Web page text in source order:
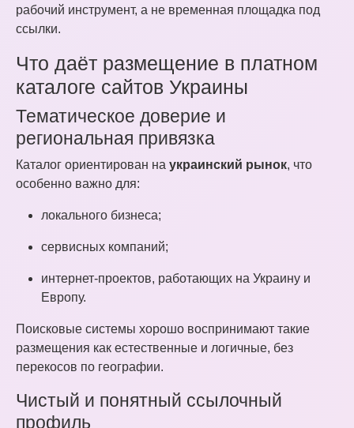
рабочий инструмент, а не временная площадка под
ссылки.
Что даёт размещение в платном
каталоге сайтов Украины
Тематическое доверие и
региональная привязка
Каталог ориентирован на украинский рынок, что
особенно важно для:
локального бизнеса;
сервисных компаний;
интернет-проектов, работающих на Украину и
Европу.
Поисковые системы хорошо воспринимают такие
размещения как естественные и логичные, без
перекосов по географии.
Чистый и понятный ссылочный
профиль